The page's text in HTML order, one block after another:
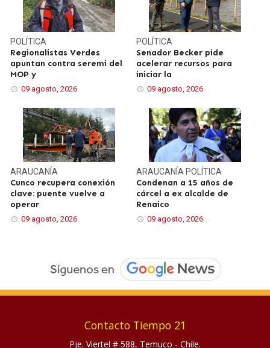
POLÍTICA
Regionalistas Verdes
apuntan contra seremi del
MOP y
09 agosto, 2026
POLÍTICA
Senador Becker pide
acelerar recursos para
iniciar la
09 agosto, 2026
ARAUCANÍA
Cunco recupera conexión
clave: puente vuelve a
operar
09 agosto, 2026
ARAUCANÍA POLÍTICA
Condenan a 15 años de
cárcel a ex alcalde de
Renaico
09 agosto, 2026
Contacto Tiempo 21
Pje. Viertel # 588, Temuco - Chile.